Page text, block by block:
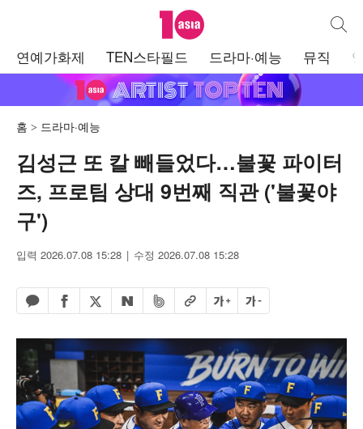
텐아시아 통합
연예가화제 TEN스타필드 드라마·예능 뮤직
홈 드라마·예능
김성근 또 칼 빼들었다…불꽃 파이터
즈, 프로팀 상대 9번째 직관 ('불꽃야
구')
입력 2026.07.08 15:28 수정 2026.07.08 15:28
카카오톡 공유하기
페이스북 공유하기
엑스 공유하기
네이버 공유하기
밴드 공유하기
URL복사글자 크게글자 작게